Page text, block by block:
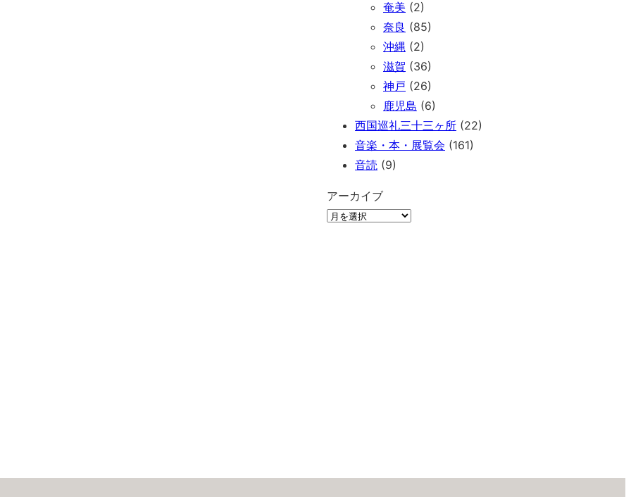
奄美 (2)
奈良 (85)
沖縄 (2)
滋賀 (36)
神戸 (26)
鹿児島 (6)
西国巡礼三十三ヶ所 (22)
音楽・本・展覧会 (161)
音読 (9)
アーカイブ